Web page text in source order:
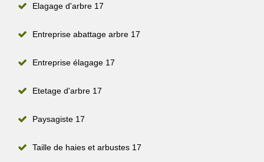
Elagage d'arbre 17
Entreprise abattage arbre 17
Entreprise élagage 17
Etetage d'arbre 17
Paysagiste 17
Taille de haies et arbustes 17